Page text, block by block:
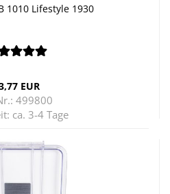
1010 Life­style 1930
EUR
499800
ca. 3-4 Tage